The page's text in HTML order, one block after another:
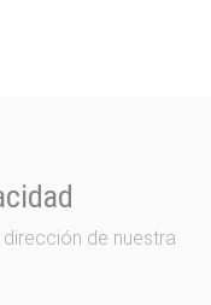
de nuestra